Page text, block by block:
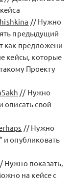
// Нужно
предыдущий
как предложени
кейсы, которые
Проекту
// Нужно
описать свой
// Нужно
опубликовать
Нужно показать,
на кейсе с